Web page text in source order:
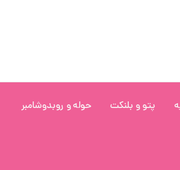
پتو و بلنکت حوله و روبدوشامبر